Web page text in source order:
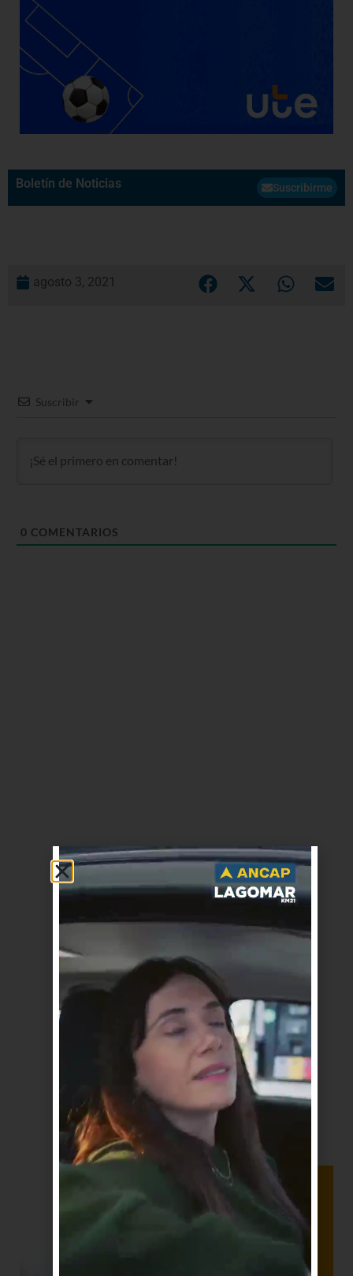
Boletín de Noticias Suscribirme
agosto 3, 2021
Suscribir
0 COMENTARIOS